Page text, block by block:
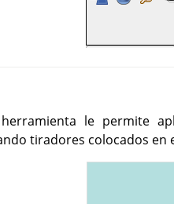
le permite
tiradores colocados en